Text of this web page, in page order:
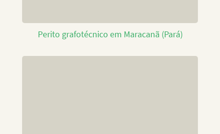
Perito grafotécnico em Maracanã (Pará)